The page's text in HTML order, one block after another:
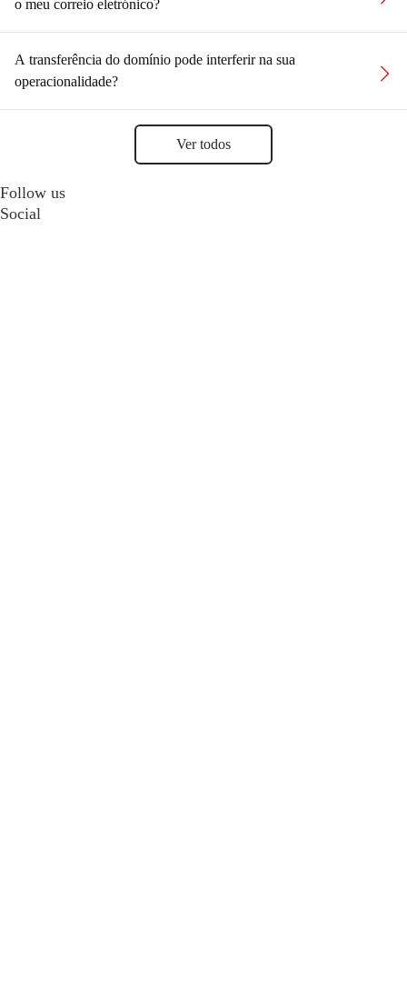
o meu correio eletrónico?
A transferência do domínio pode interferir na sua
operacionalidade?
Ver todos
Follow us
Social